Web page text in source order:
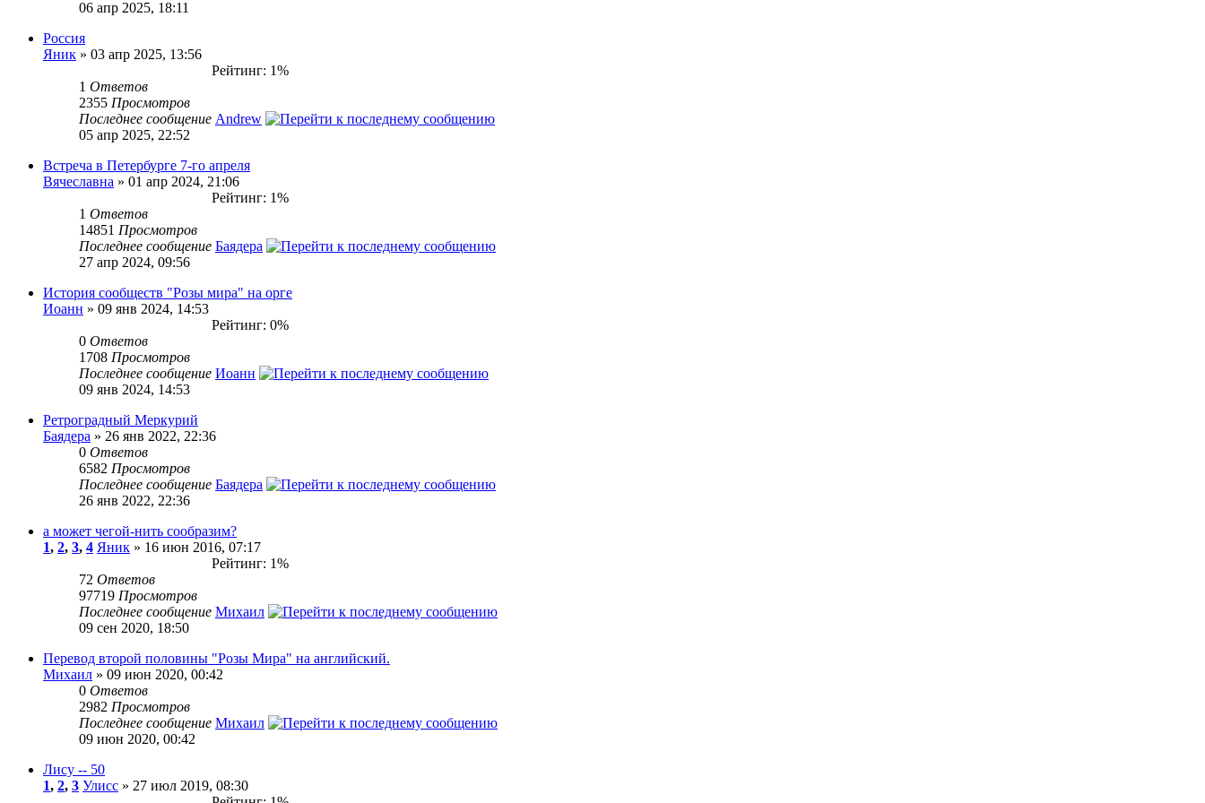
06 апр 2025, 18:11
Россия
Яник » 03 апр 2025, 13:56
Рейтинг: 1%
1 Ответов
2355 Просмотров
Последнее сообщение Andrew
05 апр 2025, 22:52
Встреча в Петербурге 7-го апреля
Вячеславна » 01 апр 2024, 21:06
Рейтинг: 1%
1 Ответов
14851 Просмотров
Последнее сообщение Баядера
27 апр 2024, 09:56
История сообществ "Розы мира" на орге
Иоанн » 09 янв 2024, 14:53
Рейтинг: 0%
0 Ответов
1708 Просмотров
Последнее сообщение Иоанн
09 янв 2024, 14:53
Ретроградный Меркурий
Баядера » 26 янв 2022, 22:36
0 Ответов
6582 Просмотров
Последнее сообщение Баядера
26 янв 2022, 22:36
а может чегой-нить сообразим?
1, 2, 3, 4 Яник » 16 июн 2016, 07:17
Рейтинг: 1%
72 Ответов
97719 Просмотров
Последнее сообщение Михаил
09 сен 2020, 18:50
Перевод второй половины "Розы Мира" на английский.
Михаил » 09 июн 2020, 00:42
0 Ответов
2982 Просмотров
Последнее сообщение Михаил
09 июн 2020, 00:42
Лису -- 50
1, 2, 3 Улисс » 27 июл 2019, 08:30